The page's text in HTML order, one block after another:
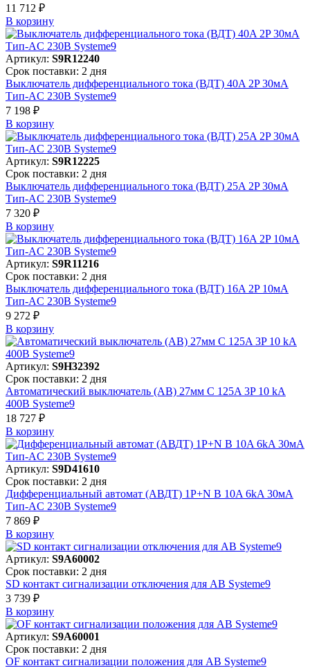
11 712 ₽
В корзинy
Артикул: S9R12240
Срок поставки: 2 дня
Выключатель дифференциального тока (ВДТ) 40A 2P 30мА
Тип-AC 230В Systeme9
7 198 ₽
В корзинy
Артикул: S9R12225
Срок поставки: 2 дня
Выключатель дифференциального тока (ВДТ) 25A 2P 30мА
Тип-AC 230В Systeme9
7 320 ₽
В корзинy
Артикул: S9R11216
Срок поставки: 2 дня
Выключатель дифференциального тока (ВДТ) 16A 2P 10мА
Тип-AC 230В Systeme9
9 272 ₽
В корзинy
Артикул: S9H32392
Срок поставки: 2 дня
Автоматический выключатель (АВ) 27мм C 125A 3P 10 kA
400В Systeme9
18 727 ₽
В корзинy
Артикул: S9D41610
Срок поставки: 2 дня
Дифференциальный автомат (АВДТ) 1P+N B 10A 6kA 30мА
Тип-AC 230В Systeme9
7 869 ₽
В корзинy
Артикул: S9A60002
Срок поставки: 2 дня
SD контакт сигнализации отключения для АВ Systeme9
3 739 ₽
В корзинy
Артикул: S9A60001
Срок поставки: 2 дня
OF контакт сигнализации положения для АВ Systeme9